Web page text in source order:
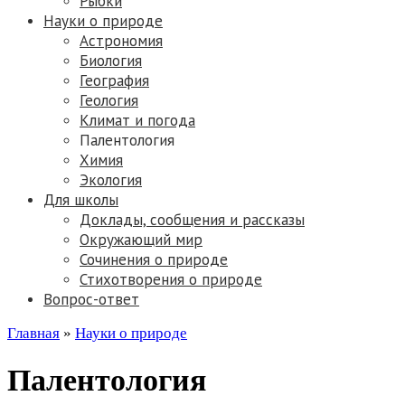
Науки о природе
Астрономия
Биология
География
Геология
Климат и погода
Палентология
Химия
Экология
Для школы
Доклады, сообщения и рассказы
Окружающий мир
Сочинения о природе
Стихотворения о природе
Вопрос-ответ
Главная » Науки о природе
Палентология